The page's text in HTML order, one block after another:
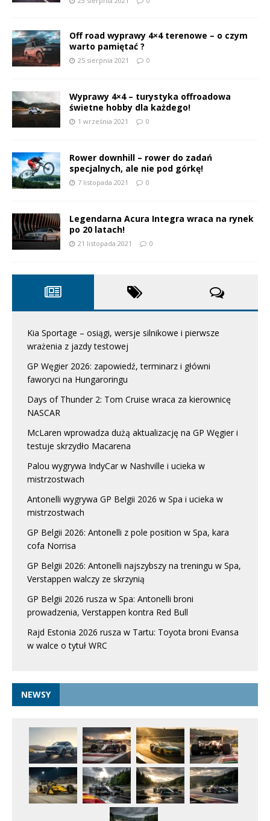
Off road wyprawy 4×4 terenowe – o czym
warto pamiętać ?
25 sierpnia 2021 0
Wyprawy 4×4 – turystyka offroadowa
świetne hobby dla każdego!
1 września 2021 0
Rower downhill – rower do zadań
specjalnych, ale nie pod górkę!
7 listopada 2021 0
Legendarna Acura Integra wraca na rynek
po 20 latach!
21 listopada 2021 0
Kia Sportage – osiągi, wersje silnikowe i pierwsze
wrażenia z jazdy testowej
GP Węgier 2026: zapowiedź, terminarz i główni
faworyci na Hungaroringu
Days of Thunder 2: Tom Cruise wraca za kierownicę
NASCAR
McLaren wprowadza dużą aktualizację na GP Węgier i
testuje skrzydło Macarena
Palou wygrywa IndyCar w Nashville i ucieka w
mistrzostwach
Antonelli wygrywa GP Belgii 2026 w Spa i ucieka w
mistrzostwach
GP Belgii 2026: Antonelli z pole position w Spa, kara
cofa Norrisa
GP Belgii 2026: Antonelli najszybszy na treningu w Spa,
Verstappen walczy ze skrzynią
GP Belgii 2026 rusza w Spa: Antonelli broni
prowadzenia, Verstappen kontra Red Bull
Rajd Estonia 2026 rusza w Tartu: Toyota broni Evansa
w walce o tytuł WRC
NEWSY